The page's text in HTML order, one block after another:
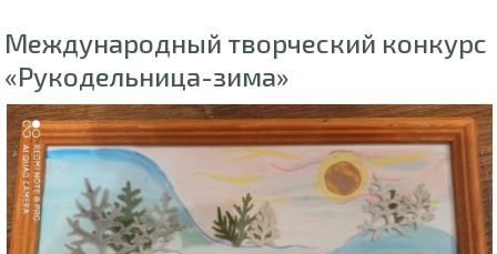
Международный творческий конкурс
«Рукодельница-зима»